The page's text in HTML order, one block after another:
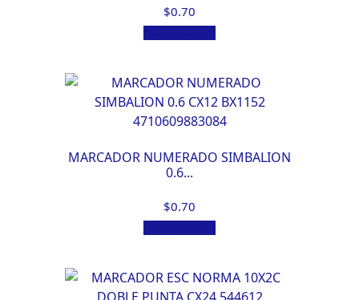
$0.70
MARCADOR NUMERADO SIMBALION
0.6...
$0.70